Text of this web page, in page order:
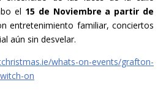
el 15 de Noviembre a partir de
entretenimiento familiar, conciertos
aún sin desvelar.
whats-on-events/grafton-
on